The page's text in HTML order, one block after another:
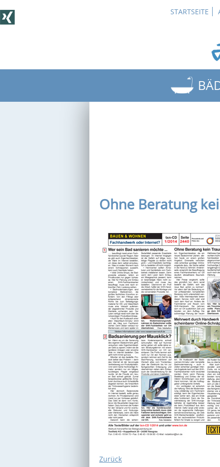
STARTSEITE
Ohne Beratung
Zurück